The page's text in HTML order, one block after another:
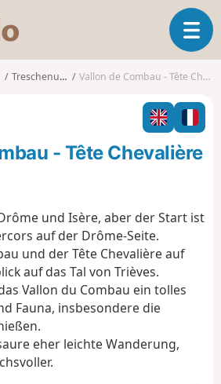
s
o
o
T
o
g
l
n
a
a
Treschenu-Creyers Vallon de Combau - Tête Chevalière Vercors
- Tête Chevalière
und Isère, aber der Start ist
auf der Drôme-Seite.
und der Tête Chevalière auf
auf das Tal von Trièves.
Vallon du Combau ein tolles
Fauna, insbesondere die
eher leichte Wanderung,